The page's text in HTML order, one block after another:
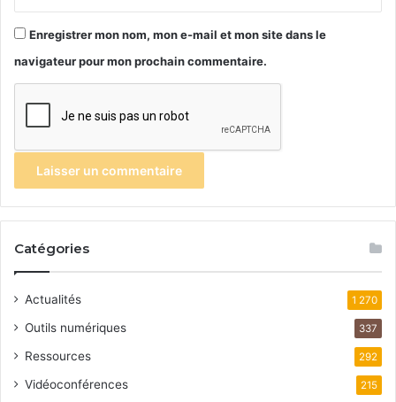
Enregistrer mon nom, mon e-mail et mon site dans le
navigateur pour mon prochain commentaire.
Catégories
Actualités 1 270
Outils numériques 337
Ressources 292
Vidéoconférences 215